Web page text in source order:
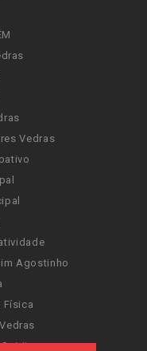
Vedras
Agostinho
Física
Spirit